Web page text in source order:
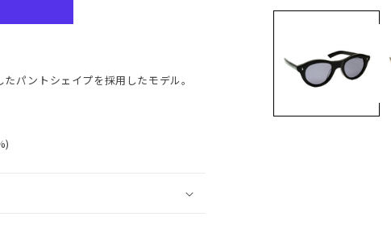
パントシェイプを採用したモデル。